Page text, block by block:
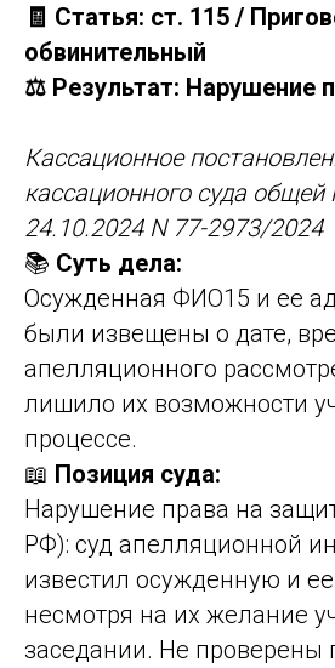
🧾 Статья: ст. 115 /
обвинительный
⚖️ Результат: Нарушение
Кассационное
кассационного суда
24.10.2024 N 77-2973/2024
📚 Суть дела:
Осужденная ФИО15 и ее
были извещены о дате,
апелляционного
лишило их возможности
процессе.
📖 Позиция суда:
Нарушение права на
РФ): суд апелляционной
известил осужденную и
несмотря на их желание
заседании. Не проверены